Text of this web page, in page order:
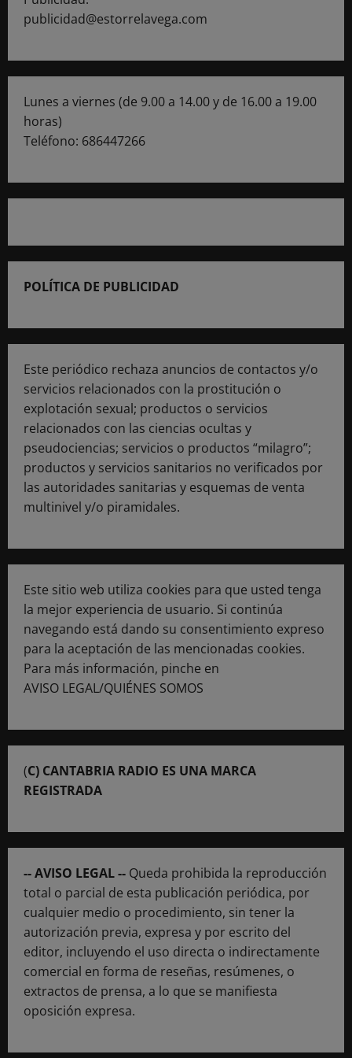
publicidad@estorrelavega.com
Lunes a viernes (de 9.00 a 14.00 y de 16.00 a 19.00
horas)
Teléfono: 686447266
POLÍTICA DE PUBLICIDAD
Este periódico rechaza anuncios de contactos y/o
servicios relacionados con la prostitución o
explotación sexual; productos o servicios
relacionados con las ciencias ocultas y
pseudociencias; servicios o productos “milagro”;
productos y servicios sanitarios no verificados por
las autoridades sanitarias y esquemas de venta
multinivel y/o piramidales.
Este sitio web utiliza cookies para que usted tenga
la mejor experiencia de usuario. Si continúa
navegando está dando su consentimiento expreso
para la aceptación de las mencionadas cookies.
Para más información, pinche en
AVISO LEGAL/QUIÉNES SOMOS
(C) CANTABRIA RADIO ES UNA MARCA
REGISTRADA
-- AVISO LEGAL -- Queda prohibida la reproducción
total o parcial de esta publicación periódica, por
cualquier medio o procedimiento, sin tener la
autorización previa, expresa y por escrito del
editor, incluyendo el uso directa o indirectamente
comercial en forma de reseñas, resúmenes, o
extractos de prensa, a lo que se manifiesta
oposición expresa.